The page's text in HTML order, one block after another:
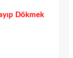
Dökmek